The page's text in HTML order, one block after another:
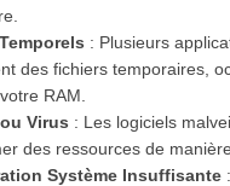
: Plusieurs
des fichiers temporaires,
RAM.
Virus : Les logiciels
des ressources de
Système Insuffisante